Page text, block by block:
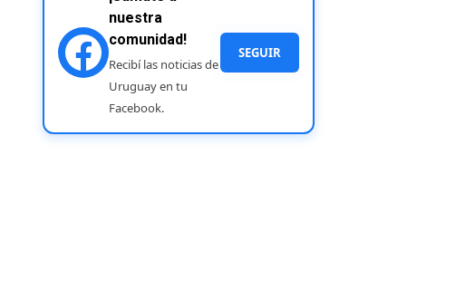
nuestra
comunidad!
Recibí las noticias de
Uruguay en tu
Facebook.
SEGUIR